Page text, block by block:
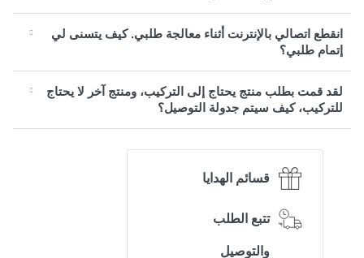
انقطع اتصالي بالإنترنت أثناء معالجة طلبي. كيف يتسنى لي
إتمام طلبي؟
لقد قمت بطلب منتج يحتاج إلى التركيب، ومنتج آخر لا يحتاج
للتركيب، كيف سيتم جدولة التوصيل؟
قسائم الهدايا
تتبع الطلب
والتوصيل